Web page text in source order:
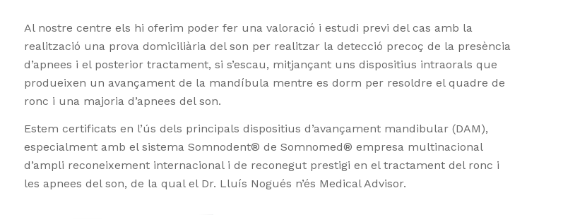
Al nostre centre els hi oferim poder fer una valoració i estudi previ del cas amb la
realització una prova domiciliària del son per realitzar la detecció precoç de la presència
d’apnees i el posterior tractament, si s’escau, mitjançant uns dispositius intraorals que
produeixen un avançament de la mandíbula mentre es dorm per resoldre el quadre de
ronc i una majoria d’apnees del son.
Estem certificats en l’ús dels principals dispositius d’avançament mandibular (DAM),
especialment amb el sistema Somnodent® de Somnomed® empresa multinacional
d’ampli reconeixement internacional i de reconegut prestigi en el tractament del ronc i
les apnees del son, de la qual el Dr. Lluís Nogués n’és Medical Advisor.